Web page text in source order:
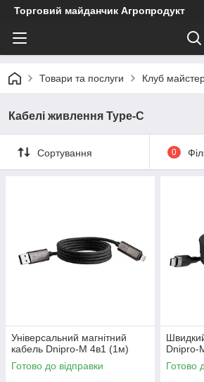
Торговий майданчик Агропродукт
Товари та послуги Клуб
Кабелі живлення Type-C
Сортування 0
Універсальний магнітний
кабель Dnipro-M 4в1 (1м)
Готово до відправки
Dnipro-
Готово